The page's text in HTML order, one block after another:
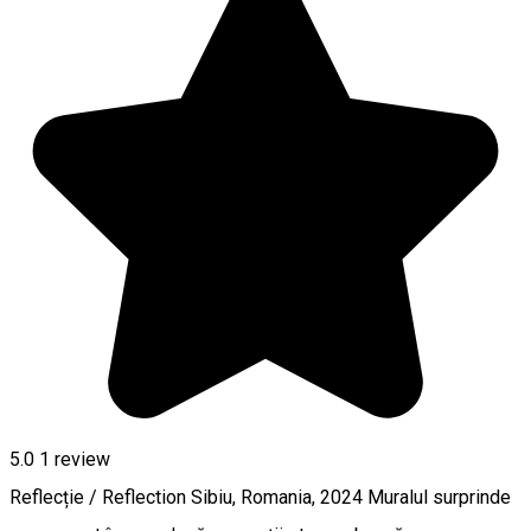
5.0 1 review
Reflecție / Reflection Sibiu, Romania, 2024 Muralul surprinde